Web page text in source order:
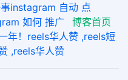
事instagram 自动 点
如何 推广
博客首页
年！reels华人赞 ,reels短
,reels华人赞